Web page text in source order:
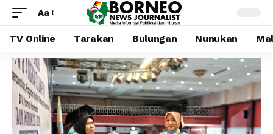
Aa
TV Online Tarakan Bulungan Nunukan